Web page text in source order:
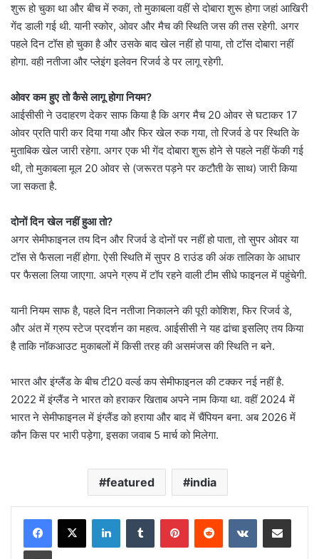
शुरू हो चुका था और बीच में रुका, तो मुकाबला वहीं से दोबारा शुरू होगा जहां आखिरी
गेंद डाली गई थी. यानी स्कोर, ओवर और मैच की स्थिति जस की तस रहेगी. अगर
पहले दिन टॉस हो चुका है और उसके बाद खेल नहीं हो पाया, तो टॉस दोबारा नहीं
होगा. वही नतीजा और प्लेइंग इलेवन रिजर्व डे पर लागू रहेगी.
ओवर कम हुए तो कैसे लागू होगा नियम?
आईसीसी ने उदाहरण देकर साफ किया है कि अगर मैच 20 ओवर से घटाकर 17
ओवर प्रति पारी कर दिया गया और फिर खेल रुक गया, तो रिजर्व डे पर स्थिति के
मुताबिक खेल जारी रहेगा. अगर एक भी गेंद दोबारा शुरू होने से पहले नहीं फेंकी गई
थी, तो मुकाबला मूल 20 ओवर से (जरूरत पड़ने पर कटौती के साथ) जारी किया
जा सकता है.
दोनों दिन खेल नहीं हुआ तो?
अगर सेमीफाइनल तय दिन और रिजर्व डे दोनों पर नहीं हो पाता, तो सुपर ओवर या
टॉस से फैसला नहीं होगा. ऐसी स्थिति में सुपर 8 राउंड की अंक तालिका के आधार
पर फैसला लिया जाएगा. अपने ग्रुप में टॉप रहने वाली टीम सीधे फाइनल में पहुंचेगी.
यानी नियम साफ है, पहले दिन नतीजा निकालने की पूरी कोशिश, फिर रिजर्व डे,
और अंत में ग्रुप स्टेज प्रदर्शन का महत्व. आईसीसी ने यह ढांचा इसलिए तय किया
है ताकि नॉकआउट मुकाबलों में किसी तरह की असमंजस की स्थिति न बने.
भारत और इंग्लैंड के बीच टी20 वर्ल्ड कप सेमीफाइनल की टक्कर नई नहीं है.
2022 में इंग्लैंड ने भारत को हराकर खिताब अपने नाम किया था. वहीं 2024 में
भारत ने सेमीफाइनल में इंग्लैंड को हराया और बाद में चैंपियन बना. अब 2026 में
कौन किस पर भारी पड़ेगा, इसका जवाब 5 मार्च को मिलेगा.
featured india
LinkedInTumblr PinterestReddit VKontakteShare via Email
Print